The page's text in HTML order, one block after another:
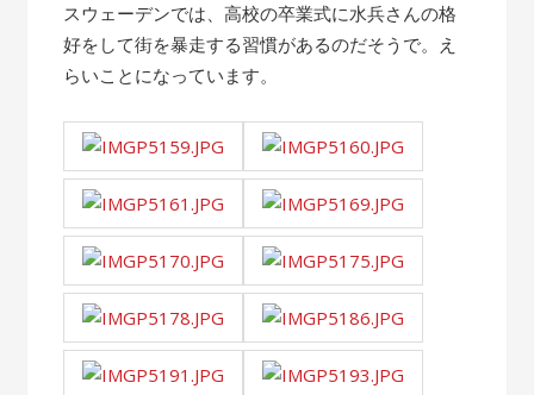
スウェーデンでは、高校の卒業式に水兵さんの格
好をして街を暴走する習慣があるのだそうで。え
らいことになっています。